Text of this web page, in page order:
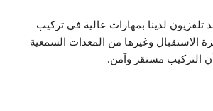
تلفزيون لدينا بمهارات عالية في تركيب
الاستقبال وغيرها من المعدات السمعية
التركيب مستقر وآمن.